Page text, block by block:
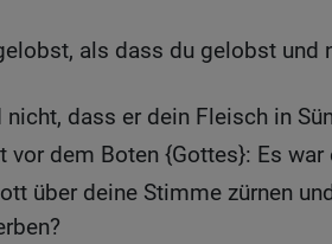
als dass du gelobst und
dass er dein Fleisch in
vor dem Boten {Gottes}: Es war
über deine Stimme zürnen